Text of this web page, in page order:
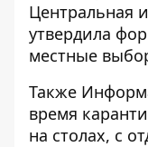
Центральная
утвердила
местные
Также
время
на столах, с